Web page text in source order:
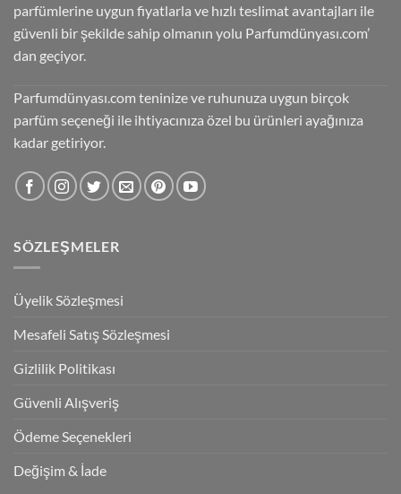
parfümlerine uygun fiyatlarla ve hızlı teslimat avantajları ile
güvenli bir şekilde sahip olmanın yolu Parfumdünyası.com’
dan geçiyor.
Parfumdünyası.com teninize ve ruhunuza uygun birçok
parfüm seçeneği ile ihtiyacınıza özel bu ürünleri ayağınıza
kadar getiriyor.
SÖZLEŞMELER
Üyelik Sözleşmesi
Mesafeli Satış Sözleşmesi
Gizlilik Politikası
Güvenli Alışveriş
Ödeme Seçenekleri
Değişim & İade